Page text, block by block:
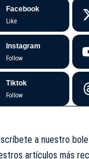
Facebook
Like
Instagram
Follow
Tiktok
Follow
a nuestro
artículos más